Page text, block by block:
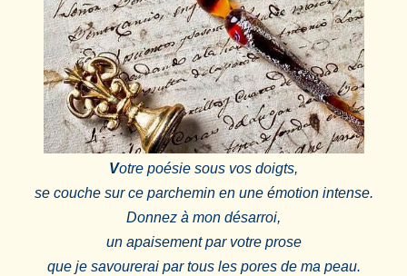
Votre poésie sous vos doigts,
se couche sur ce parchemin en une émotion intense.
Donnez à mon désarroi,
un apaisement par votre prose
que je savourerai par tous les pores de ma peau.